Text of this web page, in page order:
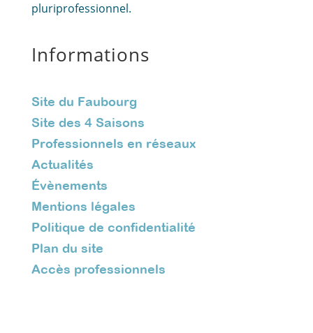
pluriprofessionnel.
Informations
Site du Faubourg
Site des 4 Saisons
Professionnels en réseaux
Actualités
Évènements
Mentions légales
Politique de confidentialité
Plan du site
Accès professionnels